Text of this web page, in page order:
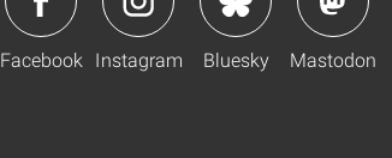
Facebook Instagram Bluesky Mastodon